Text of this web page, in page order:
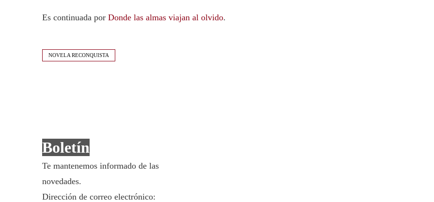
Es continuada por Donde las almas viajan al olvido.
NOVELA RECONQUISTA
Boletín
Te mantenemos informado de las
novedades.
Dirección de correo electrónico: